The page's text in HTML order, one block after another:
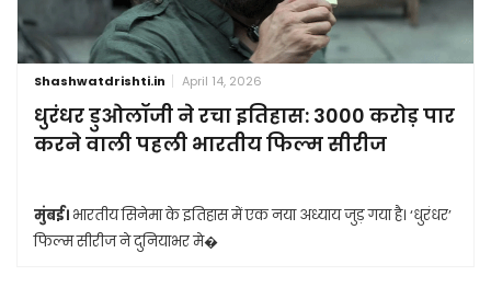
Shashwatdrishti.in April 14, 2026
धुरंधर डुओलॉजी ने रचा इतिहास: 3000 करोड़ पार
करने वाली पहली भारतीय फिल्म सीरीज
मुंबई। भारतीय सिनेमा के इतिहास में एक नया अध्याय जुड़ गया है। ‘धुरंधर’
फिल्म सीरीज ने दुनियाभर मे�